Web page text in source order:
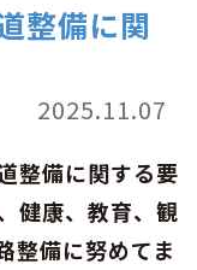
整備に関
2025.11.07
整備に関する要
健康、教育、観
整備に努めてま